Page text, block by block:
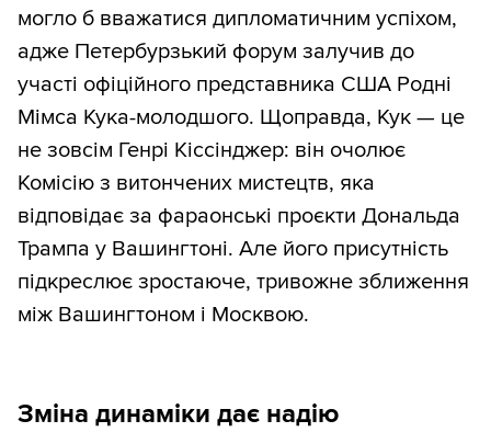
могло б вважатися дипломатичним успіхом,
адже Петербурзький форум залучив до
участі офіційного представника США Родні
Мімса Кука-молодшого. Щоправда, Кук — це
не зовсім Генрі Кіссінджер: він очолює
Комісію з витончених мистецтв, яка
відповідає за фараонські проєкти Дональда
Трампа у Вашингтоні. Але його присутність
підкреслює зростаюче, тривожне зближення
між Вашингтоном і Москвою.
Зміна динаміки дає надію